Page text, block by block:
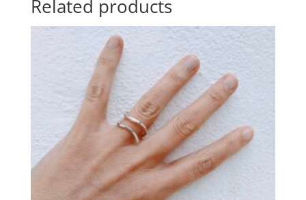
Related products